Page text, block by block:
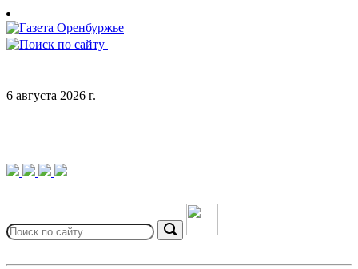
Skip
to
content
6 августа 2026 г.
for:
Search